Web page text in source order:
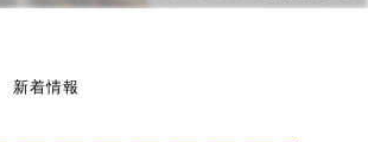
新着情報